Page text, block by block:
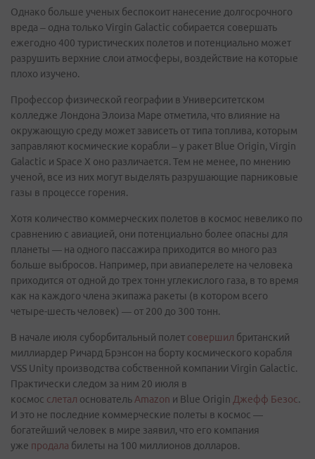
Однако больше ученых беспокоит нанесение долгосрочного
вреда – одна только Virgin Galactic собирается совершать
ежегодно 400 туристических полетов и потенциально может
разрушить верхние слои атмосферы, воздействие на которые
плохо изучено.
Профессор физической географии в Университетском
колледже Лондона Элоиза Маре отметила, что влияние на
окружающую среду может зависеть от типа топлива, которым
заправляют космические корабли – у ракет Blue Origin, Virgin
Galactic и Space X оно различается. Тем не менее, по мнению
ученой, все из них могут выделять разрушающие парниковые
газы в процессе горения.
Хотя количество коммерческих полетов в космос невелико по
сравнению с авиацией, они потенциально более опасны для
планеты — на одного пассажира приходится во много раз
больше выбросов. Например, при авиаперелете на человека
приходится от одной до трех тонн углекислого газа, в то время
как на каждого члена экипажа ракеты (в котором всего
четыре-шесть человек) — от 200 до 300 тонн.
В начале июля суборбитальный полет совершил британский
миллиардер Ричард Брэнсон на борту космического корабля
VSS Unity производства собственной компании Virgin Galactic.
Практически следом за ним 20 июля в
космос слетал основатель Amazon и Blue Origin Джефф Безос.
И это не последние коммерческие полеты в космос —
богатейший человек в мире заявил, что его компания
уже продала билеты на 100 миллионов долларов.